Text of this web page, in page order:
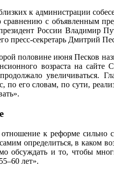
к администрации
с объявленным
России Владимир
пресс-секретарь Дмитрий
половине июня Песков
возраста на
увеличиваться.
по его словам, по сути,
отношение к реформе
определиться, в каком
обсуждать и то, чтобы
лет».